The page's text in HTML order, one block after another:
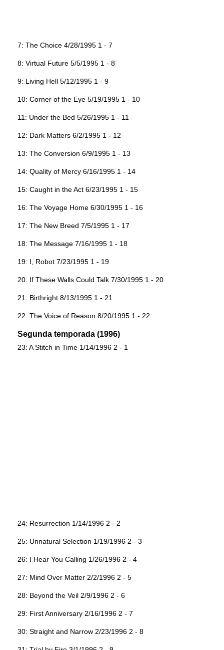
7: The Choice 4/28/1995 1 - 7
8: Virtual Future 5/5/1995 1 - 8
9: Living Hell 5/12/1995 1 - 9
10: Corner of the Eye 5/19/1995 1 - 10
11: Under the Bed 5/26/1995 1 - 11
12: Dark Matters 6/2/1995 1 - 12
13: The Conversion 6/9/1995 1 - 13
14: Quality of Mercy 6/16/1995 1 - 14
15: Caught in the Act 6/23/1995 1 - 15
16: The Voyage Home 6/30/1995 1 - 16
17: The New Breed 7/5/1995 1 - 17
18: The Message 7/16/1995 1 - 18
19: I, Robot 7/23/1995 1 - 19
20: If These Walls Could Talk 7/30/1995 1 - 20
21: Birthright 8/13/1995 1 - 21
22: The Voice of Reason 8/20/1995 1 - 22
Segunda temporada (1996)
23: A Stitch in Time 1/14/1996 2 - 1
24: Resurrection 1/14/1996 2 - 2
25: Unnatural Selection 1/19/1996 2 - 3
26: I Hear You Calling 1/26/1996 2 - 4
27: Mind Over Matter 2/2/1996 2 - 5
28: Beyond the Veil 2/9/1996 2 - 6
29: First Anniversary 2/16/1996 2 - 7
30: Straight and Narrow 2/23/1996 2 - 8